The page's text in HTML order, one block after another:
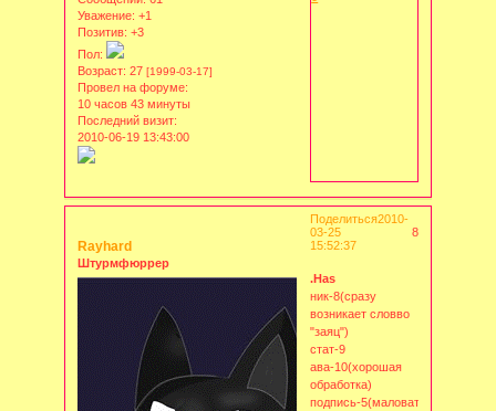
Уважение: +1
Позитив: +3
Пол:
Возраст: 27[1999-03-17]
Провел на форуме:
10 часов 43 минуты
Последний визит:
2010-06-19 13:43:00
Поделиться
8
2010-
03-25
15:52:37
Rayhard
Штурмфюррер
.Has
ник-8(сразу
возникает словво
"заяц")
стат-9
ава-10(хорошая
обработка)
подпись-5(маловато